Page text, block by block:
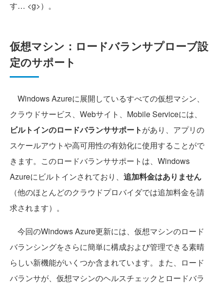
す… <g>）。
仮想マシン：ロードバランサプローブ設
定のサポート
Windows Azureに展開しているすべての仮想マシン、
クラウドサービス、Webサイト、Mobile Serviceには、
ビルトインのロードバランササポートがあり、アプリの
スケールアウトや高可用性の有効化に使用することがで
きます。このロードバランササポートは、Windows
Azureにビルトインされており、 追加料金はありません
（他のほとんどのクラウドプロバイダでは追加料金を請
求されます）。
今回のWindows Azure更新には、仮想マシンのロード
バランシングをさらに簡単に構成および管理できる素晴
らしい新機能がいくつか含まれています。また、ロード
バランサが、仮想マシンのヘルスチェックとロードバラ